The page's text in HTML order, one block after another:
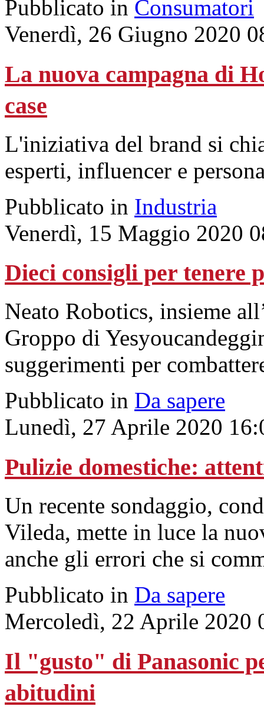
Pubblicato in Consumatori
Venerdì, 26 Giugno 2020
La nuova campagna di
case
L'iniziativa del brand si
esperti, influencer e
Pubblicato in Industria
Venerdì, 15 Maggio 2020
Dieci consigli per tenere
Neato Robotics, insieme
Groppo di
suggerimenti per
Pubblicato in Da sapere
Lunedì, 27 Aprile 2020
Pulizie domestiche:
Un recente sondaggio,
Vileda, mette in luce la
anche gli errori che si
Pubblicato in Da sapere
Mercoledì, 22 Aprile 2020
Il "gusto" di Panasonic
abitudini